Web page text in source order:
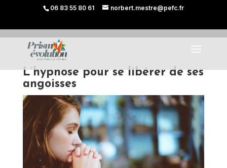
06 83 55 80 61 norbert.mestre@pefc.fr
L’hypnose pour se libérer de ses
angoisses